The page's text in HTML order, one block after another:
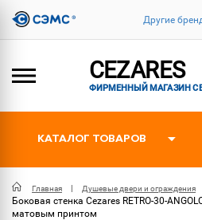
Другие
CEZARES
ФИРМЕННЫЙ МАГАЗИН
КАТАЛОГ ТОВАРОВ
Главная Душевые двери и ограждения
Боковая стенка Cezares RETRO-30-
матовым принтом